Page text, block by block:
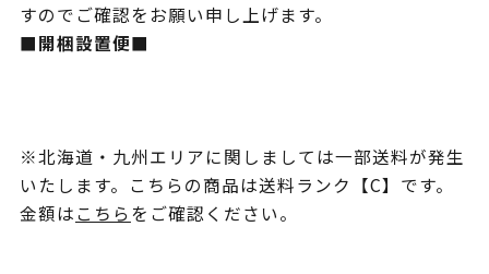
すのでご確認をお願い申し上げます。
■開梱設置便■
※北海道・九州エリアに関しましては一部送料が発生
いたします。こちらの商品は送料ランク【C】です。
金額はこちらをご確認ください。